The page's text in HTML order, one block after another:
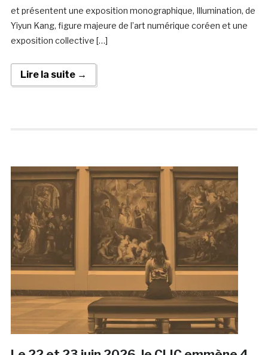
et présentent une exposition monographique, Illumination, de
Yiyun Kang, figure majeure de l’art numérique coréen et une
exposition collective […]
Lire la suite →